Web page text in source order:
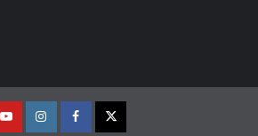
YoutubeVimeoFacebookTwitter